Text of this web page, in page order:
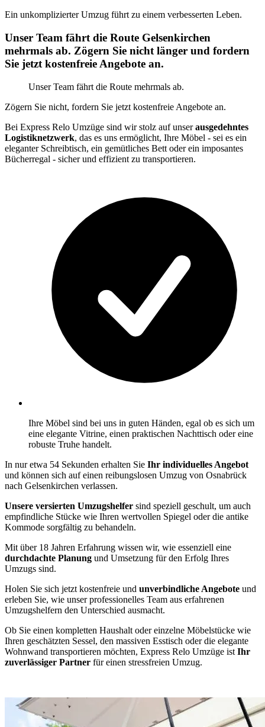
Ein unkomplizierter Umzug führt zu einem verbesserten Leben.
Unser Team fährt die Route Gelsenkirchen
mehrmals ab. Zögern Sie nicht länger und fordern
Sie jetzt kostenfreie Angebote an.
Unser Team fährt die Route mehrmals ab.
Zögern Sie nicht, fordern Sie jetzt kostenfreie Angebote an.
Bei Express Relo Umzüge sind wir stolz auf unserausgedehntes
Logistiknetzwerk, das es uns ermöglicht, Ihre Möbel - sei es ein
eleganter Schreibtisch, ein gemütliches Bett oder ein imposantes
Bücherregal - sicher und effizient zu transportieren.
Ihre Möbel sind bei uns in guten Händen, egal ob es sich um
eine elegante Vitrine, einen praktischen Nachttisch oder eine
robuste Truhe handelt.
In nur etwa 54 Sekunden erhalten Sie Ihr individuelles Angebot
und können sich auf einen reibungslosen Umzug von Osnabrück
nach Gelsenkirchen verlassen.
Unsere versierten Umzugshelfer sind speziell geschult, um auch
empfindliche Stücke wie Ihren wertvollen Spiegel oder die antike
Kommode sorgfältig zu behandeln.
Mit über 18 Jahren Erfahrung wissen wir, wie essenziell eine
durchdachte Planung und Umsetzung für den Erfolg Ihres
Umzugs sind.
Holen Sie sich jetzt kostenfreie und unverbindliche Angebote und
erleben Sie, wie unser professionelles Team aus erfahrenen
Umzugshelfern den Unterschied ausmacht.
Ob Sie einen kompletten Haushalt oder einzelne Möbelstücke wie
Ihren geschätzten Sessel, den massiven Esstisch oder die elegante
Wohnwand transportieren möchten, Express Relo Umzüge ist Ihr
zuverlässiger Partner für einen stressfreien Umzug.